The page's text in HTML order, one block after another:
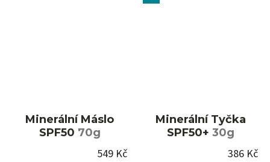
Minerální Máslo
SPF50 70g
549 Kč
Minerální Tyčka
SPF50+ 30g
386 Kč